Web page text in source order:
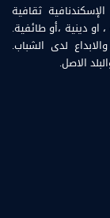
ثقافية
او دينية ،أو طائفية.
لدى الشباب.
الاصل.